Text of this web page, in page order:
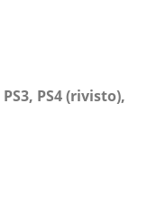
PS3, PS4 (rivisto),